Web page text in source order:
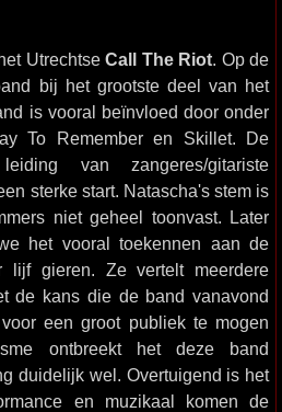
UtrechtseCall The Riot. Op de
bij het grootste deel van het
is vooral beïnvloed door onder
To Remember en Skillet. De
van zangeres/gitariste
sterke start. Natascha's stem is
niet geheel toonvast. Later
het vooral toekennen aan de
lijf gieren. Ze vertelt meerdere
de kans die de band vanavond
een groot publiek te mogen
ontbreekt het deze band
duidelijk wel. Overtuigend is het
en muzikaal komen de